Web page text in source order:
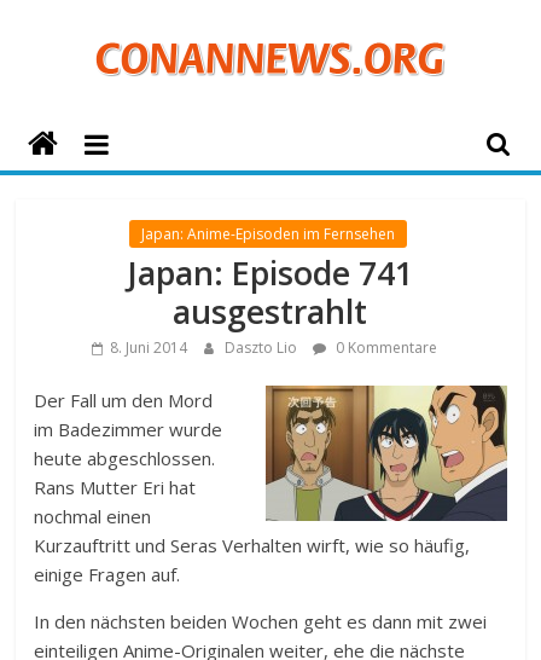
ConanNews.org
Japan: Anime-Episoden im Fernsehen
Japan: Episode 741
ausgestrahlt
8. Juni 2014 Daszto Lio 0 Kommentare
Der Fall um den Mord
im Badezimmer wurde
heute abgeschlossen.
Rans Mutter Eri hat
nochmal einen
Kurzauftritt und Seras Verhalten wirft, wie so häufig,
einige Fragen auf.
In den nächsten beiden Wochen geht es dann mit zwei
einteiligen Anime-Originalen weiter, ehe die nächste